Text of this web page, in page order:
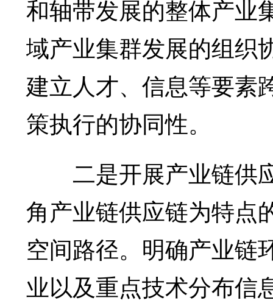
和轴带发展的整体产业
域产业集群发展的组织
建立人才、信息等要素
策执行的协同性。
二是开展产业链供
角产业链供应链为特点
空间路径。明确产业链
业以及重点技术分布信